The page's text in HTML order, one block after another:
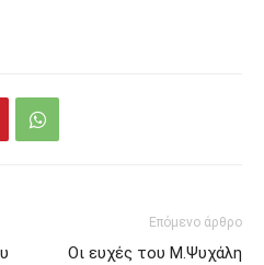
Επόμενο άρθρο
Οι ευχές του Μ.Ψυχάλη